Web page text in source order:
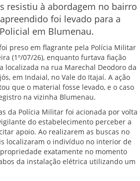
resistiu à abordagem no bairro
foi levado para a
em Blumenau.
preso em flagrante pela Polícia Militar
(1º/07/26), enquanto furtava fiação
localizada na rua Marechal Deodoro da
em Indaial, no Vale do Itajaí. A ação
que o material fosse levado, e o caso
na vizinha Blumenau.
da Polícia Militar foi acionada por volta
do estabelecimento perceber a
apoio. Ao realizarem as buscas no
localizaram o indivíduo no interior de
exatamente no momento
da instalação elétrica utilizando um